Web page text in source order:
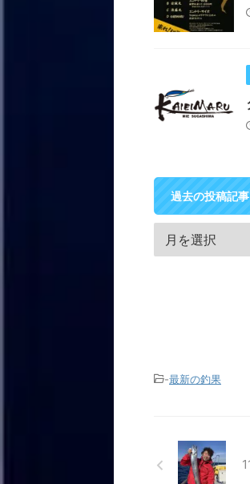
過去の投稿記
-最新の釣果